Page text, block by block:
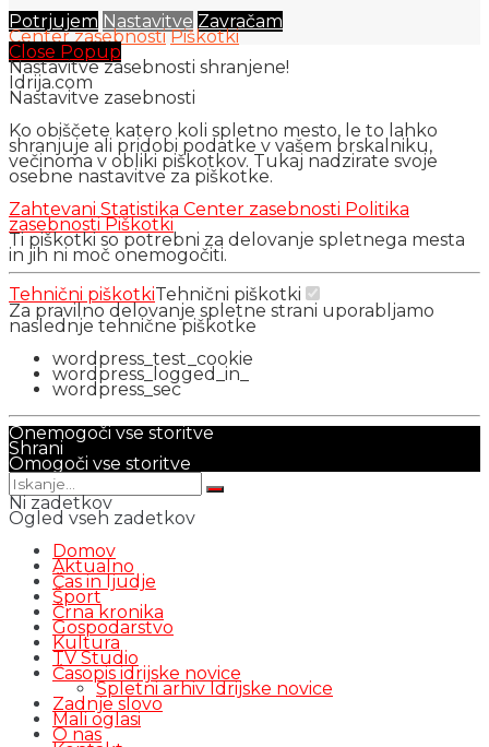
Potrjujem Nastavitve Zavračam
Center zasebnosti Piškotki
Close Popup
Nastavitve zasebnosti shranjene!
Idrija.com
Nastavitve zasebnosti
Ko obiščete katero koli spletno mesto, le to lahko
shranjuje ali pridobi podatke v vašem brskalniku,
večinoma v obliki piškotkov. Tukaj nadzirate svoje
osebne nastavitve za piškotke.
Zahtevani Statistika Center zasebnosti Politika
zasebnostiPiškotki
Ti piškotki so potrebni za delovanje spletnega mesta
in jih ni moč onemogočiti.
Tehnični piškotkiTehnični piškotki
Za pravilno delovanje spletne strani uporabljamo
naslednje tehnične piškotke
wordpress_test_cookie
wordpress_logged_in_
wordpress_sec
Onemogoči vse storitve
Shrani
Omogoči vse storitve
Ni zadetkov
Ogled vseh zadetkov
Domov
Aktualno
Čas in ljudje
Šport
Črna kronika
Gospodarstvo
Kultura
TV Studio
Časopis idrijske novice
Spletni arhiv Idrijske novice
Zadnje slovo
Mali oglasi
O nas